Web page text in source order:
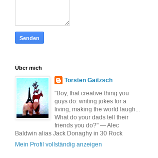
Über mich
Torsten Gaitzsch
"Boy, that creative thing you
guys do: writing jokes for a
living, making the world laugh...
What do your dads tell their
friends you do?" --- Alec
Baldwin alias Jack Donaghy in 30 Rock
Mein Profil vollständig anzeigen